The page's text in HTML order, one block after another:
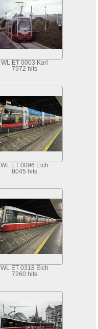
WL ET 0003 Karl
7972 hits
WL ET 0096 Eich
8045 hits
WL ET 0318 Eich
7260 hits